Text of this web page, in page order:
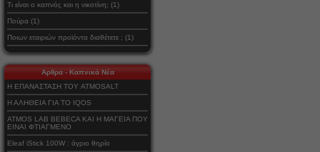
Τι είναι ο καπνός και η νικοτίνη; (1)
Πούρα (1)
Ποιων εταιριών προϊόντα διαθέτετε ; (1)
Αρθρα - Καπνικά Νέα
Η ΕΠΑΝΑΣΤΑΣΗ ΤΟΥ ATMOSALT
Η ΑΛΗΘΕΙΑ ΓΙΑ ΤΟ IQOS
ATMOS LAB BEBECA ΚΑΙ Η ΜΑΓΕΙΑ ΠΟΥ
ΕΙΝΑΙ ΦΤΙΑΓΜΕΝΟ
Eleaf iStick 100W : άγριο θηρίο